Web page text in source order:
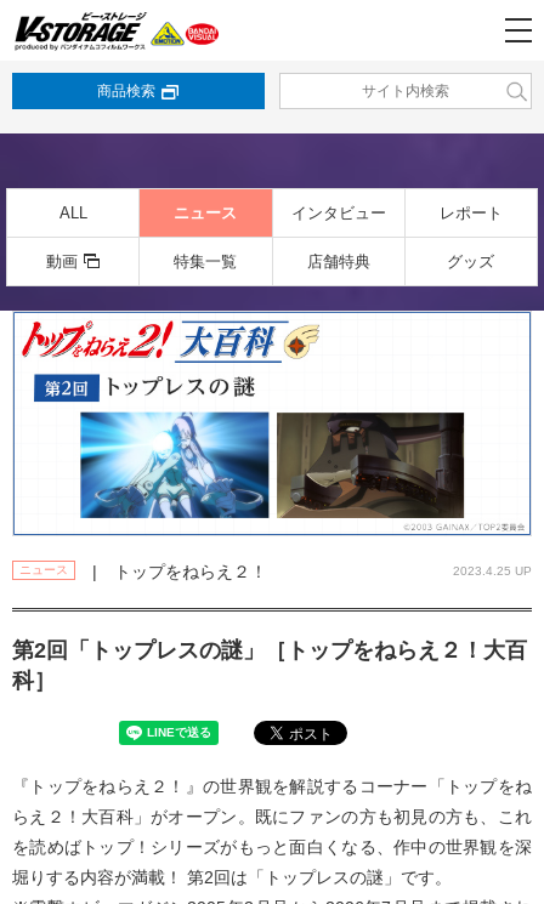
商品検索
ALL ニュース インタビュー レポート
動画 特集一覧 店舗特典 グッズ
ニュース | トップをねらえ２！ 2023.4.25 UP
第2回「トップレスの謎」［トップをねらえ２！大百
科］
『トップをねらえ２！』の世界観を解説するコーナー「トップをね
らえ２！大百科」がオープン。既にファンの方も初見の方も、これ
を読めばトップ！シリーズがもっと面白くなる、作中の世界観を深
堀りする内容が満載！ 第2回は「トップレスの謎」です。